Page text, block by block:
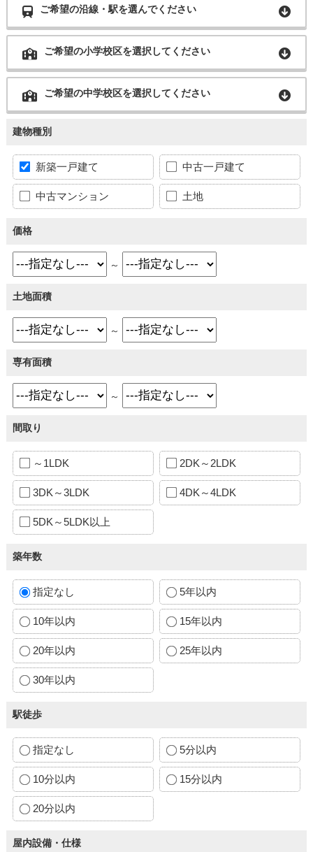
ご希望の沿線・駅を選んでください
ご希望の小学校区を選択してください
ご希望の中学校区を選択してください
建物種別
新築一戸建て 中古一戸建て
中古マンション 土地
価格
～
土地面積
～
専有面積
～
間取り
～1LDK 2DK～2LDK
3DK～3LDK 4DK～4LDK
5DK～5LDK以上
築年数
指定なし 5年以内
10年以内 15年以内
20年以内 25年以内
30年以内
駅徒歩
指定なし 5分以内
10分以内 15分以内
20分以内
屋内設備・仕様